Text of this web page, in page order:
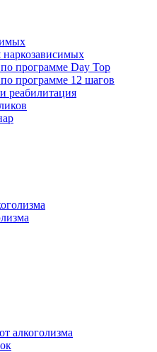
программе Day Top
программе 12 шагов
реабилитация
алкоголизма